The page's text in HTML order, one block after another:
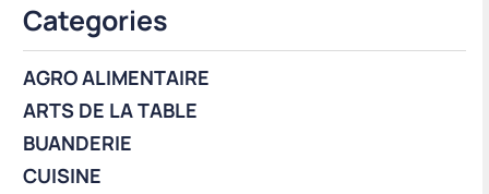
Categories
AGRO ALIMENTAIRE
ARTS DE LA TABLE
BUANDERIE
CUISINE